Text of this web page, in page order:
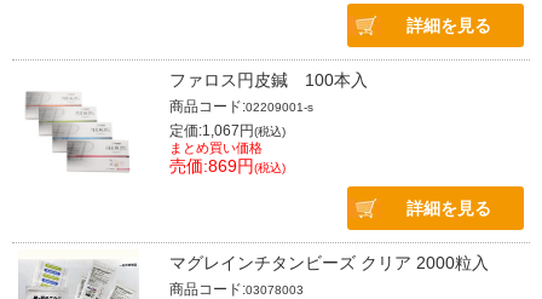
詳細を見る
ファロス円皮鍼 100本入
商品コード:02209001-s
定価:1,067円(税込)
まとめ買い価格
売価:869円(税込)
詳細を見る
マグレインチタンビーズ クリア 2000粒入
商品コード:03078003